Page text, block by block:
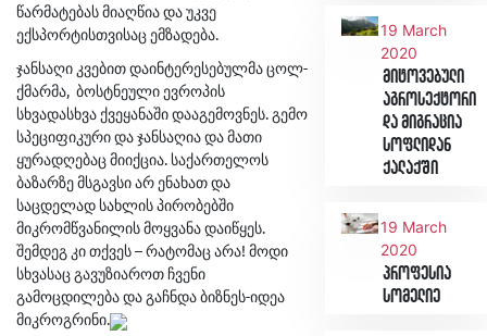
წარმატებას მიაღწია და უკვე
ექსპორტისთვისაც ემზადება.
ჯანსაღი კვებით დაინტერესებულმა ცოლ-
ქმარმა, ბოსტნეული ევროპის
სხვადასხვა ქვეყანაში დააგემოვნეს. გემო
სპეციფიკური და ჯანსაღია და მათი
ყურადღებაც მიიქცია. საქართელოს
ბაზარზე მსგავსი არ ენახათ და
საცდელად სახლის პირობებში
მიკრომწვანილის მოყვანა დაიწყეს.
შემდეგ კი თქვეს – რატომაც არა! მოდი
სხვასაც გავუზიაროთ ჩვენი
გამოცდილება და გაჩნდა ბიზნეს-იდეა
მიკროგრინი.
19 March
2020
მიტოვებული
აგროსექტორი
და მიგრაცია
სოფლიდან
ქალაქში
19 March
2020
პროფესია
სომელიე